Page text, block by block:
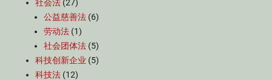
社会法 (27)
公益慈善法 (6)
劳动法 (1)
社会团体法 (5)
科技创新企业 (5)
科技法 (12)